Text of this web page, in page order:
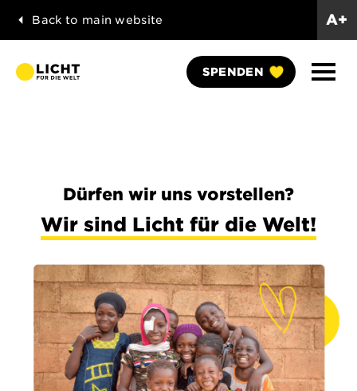
Back to main website A+
SPENDEN
Dürfen wir uns vorstellen?
Wir sind Licht für die Welt!